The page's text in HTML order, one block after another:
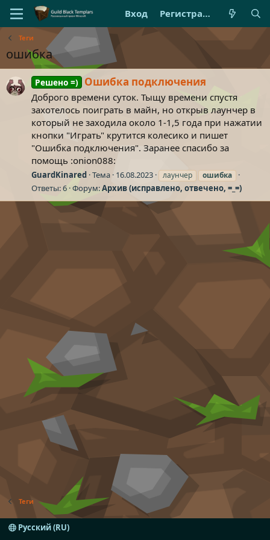
Вход Регистрация
Теги
ошибка
Решено =) Ошибка подключения
Доброго времени суток. Тыщу времени спустя
захотелось поиграть в майн, но открыв лаунчер в
который не заходила около 1-1,5 года при нажатии
кнопки "Играть" крутится колесико и пишет
"Ошибка подключения". Заранее спасибо за
помощь :onion088:
GuardKinared Тема 16.08.2023 лаунчер ошибка
Ответы: 6 Форум:Архив (исправлено, отвечено, =_=)
Теги
Русский (RU)